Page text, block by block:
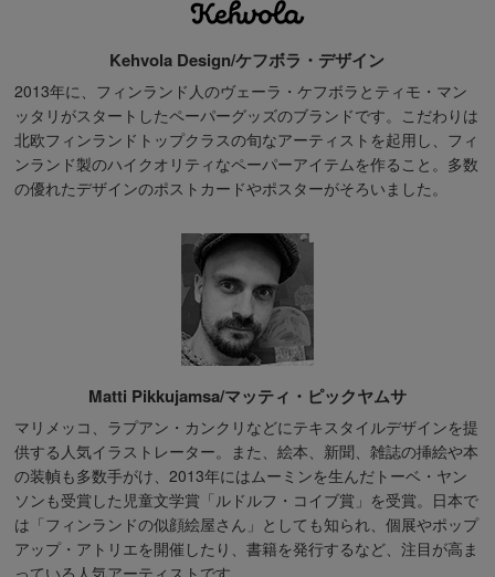
Kehvola Design/ケフボラ・デザイン
2013年に、フィンランド人のヴェーラ・ケフボラとティモ・マン
ッタリがスタートしたペーパーグッズのブランドです。こだわりは
北欧フィンランドトップクラスの旬なアーティストを起用し、フィ
ンランド製のハイクオリティなペーパーアイテムを作ること。多数
の優れたデザインのポストカードやポスターがそろいました。
Matti Pikkujamsa/マッティ・ピックヤムサ
マリメッコ、ラプアン・カンクリなどにテキスタイルデザインを提
供する人気イラストレーター。また、絵本、新聞、雑誌の挿絵や本
の装幀も多数手がけ、2013年にはムーミンを生んだトーベ・ヤン
ソンも受賞した児童文学賞「ルドルフ・コイブ賞」を受賞。日本で
は「フィンランドの似顔絵屋さん」としても知られ、個展やポップ
アップ・アトリエを開催したり、書籍を発行するなど、注目が高ま
っている人気アーティストです。